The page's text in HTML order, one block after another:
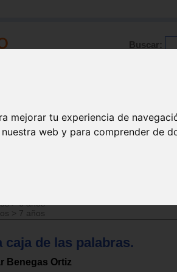
mejorar tu experiencia de
web y para comprender de
Buscar:
>6 años
> 7 años
caja de las palabras.
Benegas Ortiz